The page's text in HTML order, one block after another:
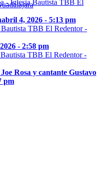
abril 4, 2026 - 5:13 pm
- 2:58 pm
Rosa y cantante Gustavo
pm